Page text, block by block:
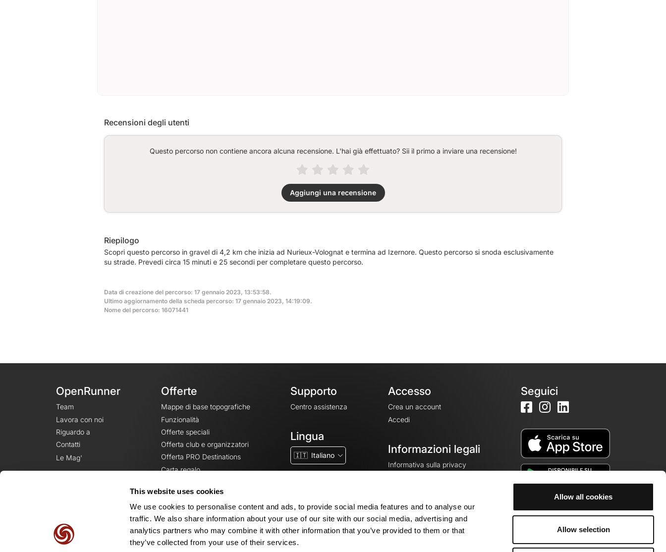
This website uses cookies
We use cookies to personalise content and ads, to provide social media features and to analyse our
traffic. We also share information about your use of our site with our social media, advertising and
analytics partners who may combine it with other information that you’ve provided to them or that
they’ve collected from your use of their services.
Allow all cookies
Allow selection
Recensioni degli utenti
Questo percorso non contiene ancora alcuna recensione. L'hai già effettuato? Sii il primo a inviare una recensione!
Aggiungi una recensione
Riepilogo
Scopri questo percorso in gravel di 4,2 km che inizia ad Nurieux-Volognat e termina ad Izernore. Questo percorso si snoda esclusivamente
su strade. Prevedi circa 15 minuti e 25 secondi per completare questo percorso.
Data di creazione del percorso: 17 gennaio 2023, 13:53:58.
Ultimo aggiornamento della scheda percorso: 17 gennaio 2023, 14:19:09.
Nome del percorso: 16071441
OpenRunner
Team
Lavora con noi
Riguardo a
Contatti
Le Mag'
Offerte
Mappe di base topografiche
Funzionalità
Offerte speciali
Offerta club e organizzatori
Offerta PRO Destinations
Carta regalo
Supporto
Centro assistenza
Lingua
🇮🇹 Italiano
Accesso
Crea un account
Accedi
Informazioni legali
Informativa sulla privacy
Impostazioni dei cookie
Seguici